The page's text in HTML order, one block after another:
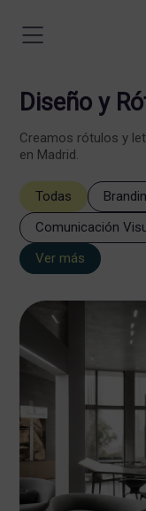
Diseño y
Creamos rótulos y
en Madrid.
Todas
Comunicación
Ver más